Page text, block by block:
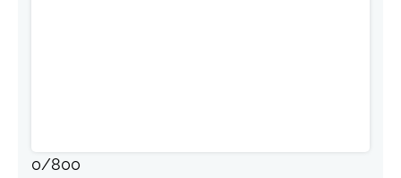
0/800